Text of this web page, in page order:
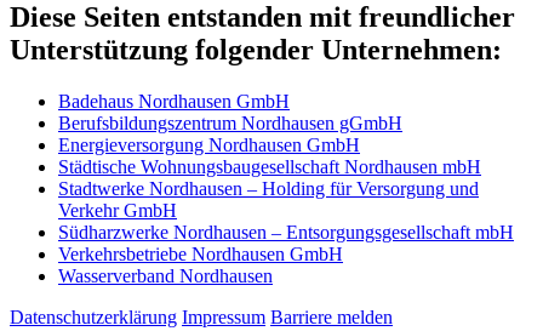
Diese Seiten entstanden mit freundlicher
Unterstützung folgender Unternehmen:
Badehaus Nordhausen GmbH
Berufsbildungszentrum Nordhausen gGmbH
Energieversorgung Nordhausen GmbH
Städtische Wohnungsbaugesellschaft Nordhausen mbH
Stadtwerke Nordhausen – Holding für Versorgung und
Verkehr GmbH
Südharzwerke Nordhausen – Entsorgungsgesellschaft mbH
Verkehrsbetriebe Nordhausen GmbH
Wasserverband Nordhausen
Datenschutzerklärung Impressum Barriere melden